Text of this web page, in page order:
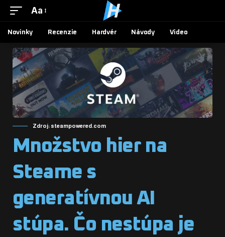
Aa
Novinky Recenzie Hardvér Návody Video
Zdroj: steampowered.com
Množstvo hier na
Steame s
generatívnou AI
stúpa. Čo nestúpa je